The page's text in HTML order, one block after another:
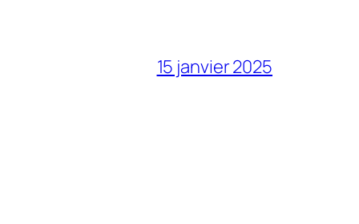
15 janvier 2025